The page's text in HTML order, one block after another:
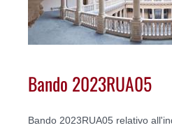
Bando 2023RUA05
Bando 2023RUA05 relativo